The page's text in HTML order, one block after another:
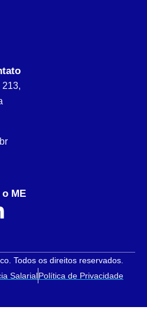
213,
ME
Todos os direitos reservados.
SalarialPolítica de Privacidade